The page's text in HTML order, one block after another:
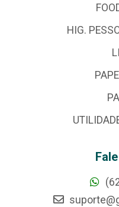
HIG.